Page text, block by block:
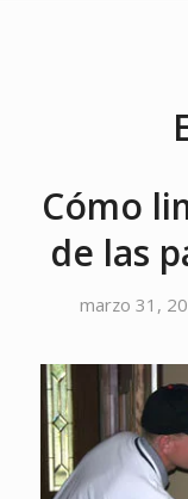
Cómo
de las
marzo 31,